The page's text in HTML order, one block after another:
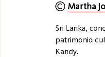
Martha
Sri Lanka,
patrimonio
Kandy.